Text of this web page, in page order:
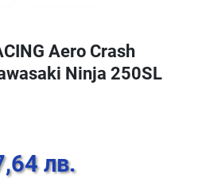
Aero Crash
Ninja 250SL
лв.